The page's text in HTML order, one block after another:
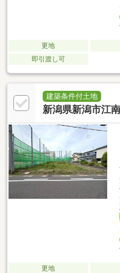
更地
即引渡し可
建築条件付土地
新潟県新潟市江
更地